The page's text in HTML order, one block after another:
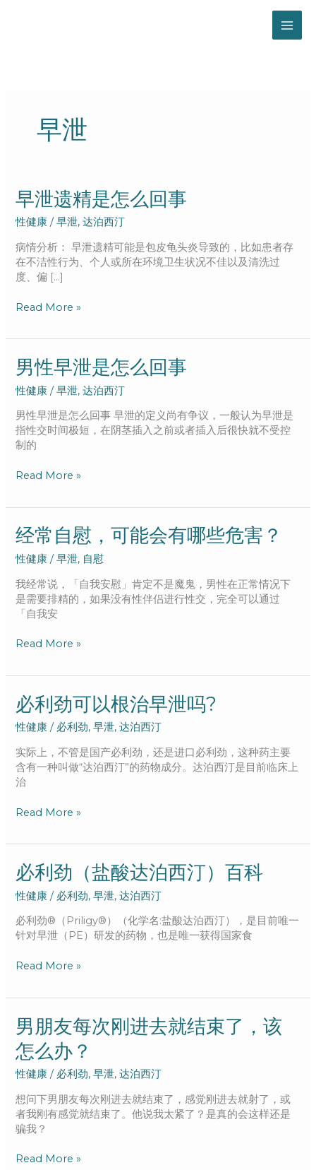
早泄
早泄遗精是怎么回事
性健康 /早泄,达泊西汀
病情分析： 早泄遗精可能是包皮龟头炎导致的，比如患者存
在不洁性行为、个人或所在环境卫生状况不佳以及清洗过
度、偏 […]
早
泄
遗
是
怎
么
事
Read More »
男性早泄是怎么回事
性健康 /早泄,达泊西汀
男性早泄是怎么回事 早泄的定义尚有争议，一般认为早泄是
指性交时间极短，在阴茎插入之前或者插入后很快就不受控
制的
男
性
早
是
怎
么
事
Read More »
经常自慰，可能会有哪些危害？
性健康 /早泄, 自慰
我经常说，「自我安慰」肯定不是魔鬼，男性在正常情况下
是需要排精的，如果没有性伴侣进行性交，完全可以通过
「自我安
经
常
自
可
能
哪
危
害？
Read More »
必利劲可以根治早泄吗?
性健康 / 必利劲,早泄,达泊西汀
实际上，不管是国产必利劲，还是进口必利劲，这种药主要
含有一种叫做“达泊西汀”的药物成分。达泊西汀是目前临床上
治
必
利
劲
以
根
治
泄
Read More »
必利劲（盐酸达泊西汀）百科
性健康 / 必利劲,早泄,达泊西汀
必利劲®（Priligy®）（化学名:盐酸达泊西汀），是目前唯一
针对早泄（PE）研发的药物，也是唯一获得国家食
必
利
劲
酸
达
西
百
科
Read More »
男朋友每次刚进去就结束了，该
怎么办？
性健康 / 必利劲,早泄,达泊西汀
想问下男朋友每次刚进去就结束了，感觉刚进去就射了，或
者我刚有感觉就结束了。他说我太紧了？是真的会这样还是
骗我？
男
朋
友
每
次
刚
进
去
结
Read More »